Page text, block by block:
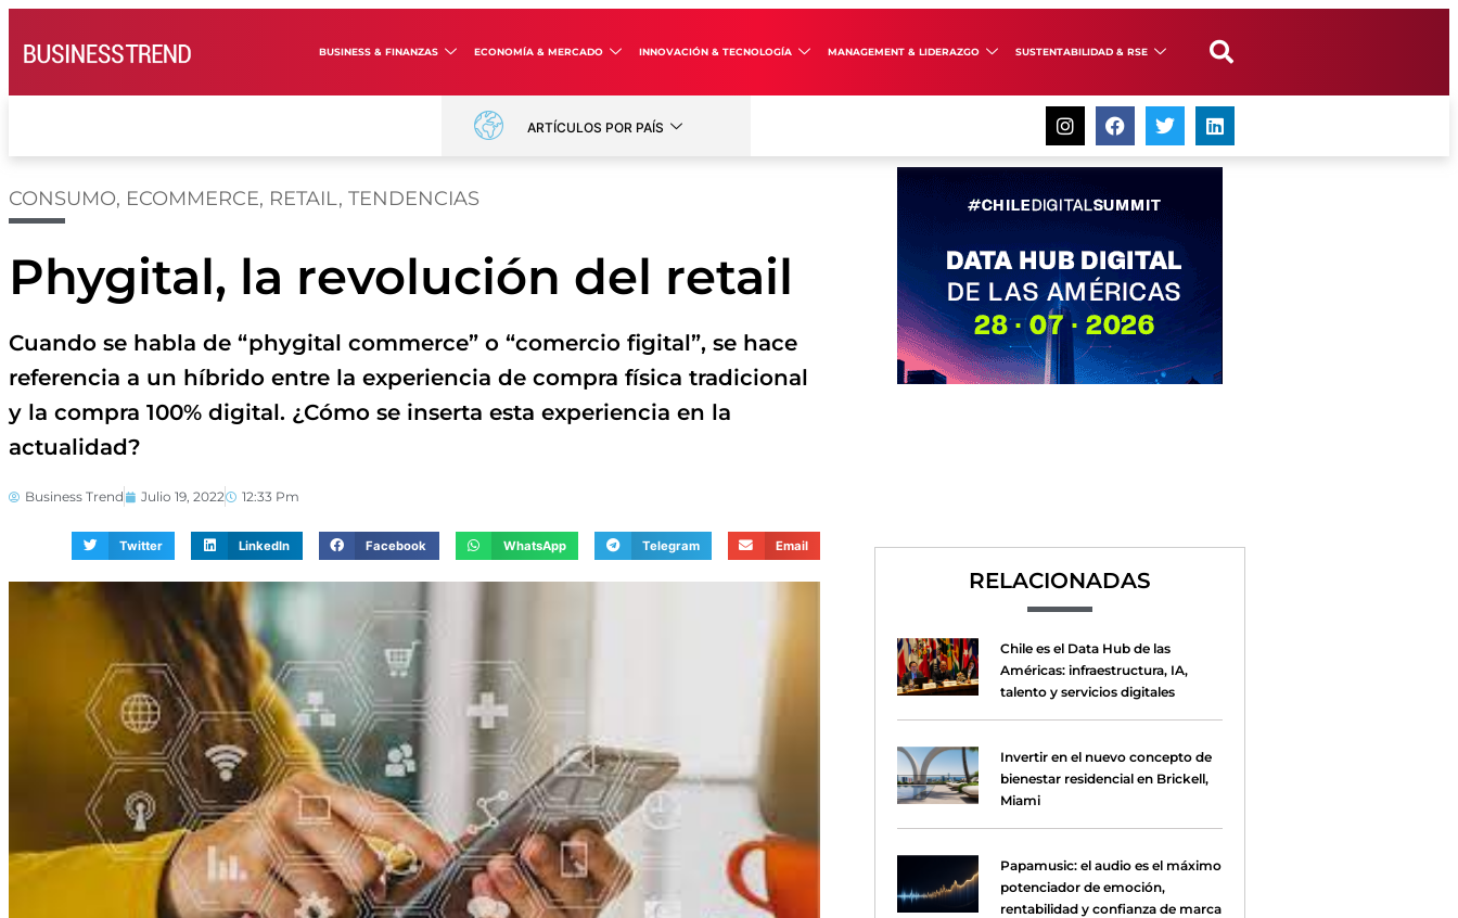
BUSINESS & FINANZAS ECONOMÍA & MERCADO INNOVACIÓN & TECNOLOGÍA MANAGEMENT & LIDERAZGO SUSTENTABILIDAD & RSE
ARTÍCULOS POR PAÍS
CONSUMO, ECOMMERCE, RETAIL, TENDENCIAS
Phygital, la revolución del retail
Cuando se habla de “phygital commerce” o “comercio figital”, se hace
referencia a un híbrido entre la experiencia de compra física tradicional
y la compra 100% digital. ¿Cómo se inserta esta experiencia en la
actualidad?
Business Trend Julio 19, 2022 12:33 Pm
Twitter LinkedIn Facebook WhatsApp Telegram Email
RELACIONADAS
Chile es el Data Hub de las
Américas: infraestructura, IA,
talento y servicios digitales
Invertir en el nuevo concepto de
bienestar residencial en Brickell,
Miami
Papamusic: el audio es el máximo
potenciador de emoción,
rentabilidad y confianza de marca